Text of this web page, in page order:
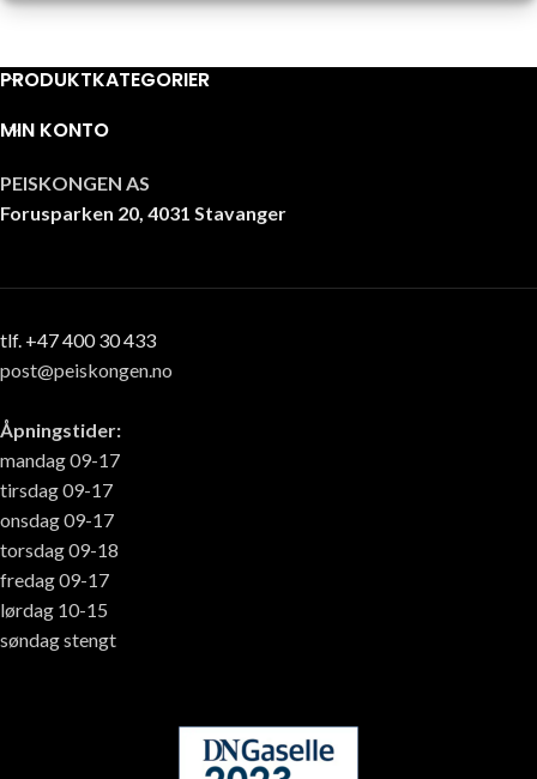
PRODUKTKATEGORIER
MIN KONTO
PEISKONGEN AS
Forusparken 20, 4031 Stavanger
tlf. +47 400 30 433
post@peiskongen.no
Åpningstider:
mandag 09-17
tirsdag 09-17
onsdag 09-17
torsdag 09-18
fredag 09-17
lørdag 10-15
søndag stengt